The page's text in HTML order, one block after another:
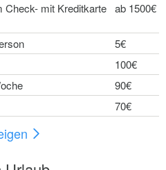
Check- mit Kreditkarte ab 1500€
5€
100€
90€
70€